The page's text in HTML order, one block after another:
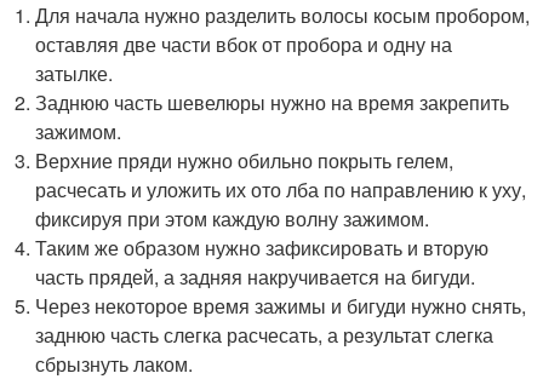
Для начала нужно разделить волосы косым пробором,
оставляя две части вбок от пробора и одну на
затылке.
Заднюю часть шевелюры нужно на время закрепить
зажимом.
Верхние пряди нужно обильно покрыть гелем,
расчесать и уложить их ото лба по направлению к уху,
фиксируя при этом каждую волну зажимом.
Таким же образом нужно зафиксировать и вторую
часть прядей, а задняя накручивается на бигуди.
Через некоторое время зажимы и бигуди нужно снять,
заднюю часть слегка расчесать, а результат слегка
сбрызнуть лаком.